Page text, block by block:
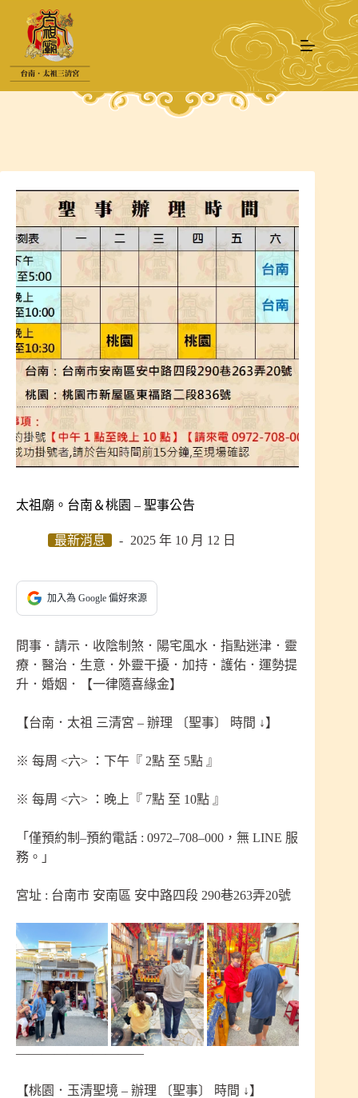
要
太祖廟。台南＆桃園 – 聖事公告
最新消息 2025 年 10 月 12 日
加入為 Google 偏好來源
問事．請示．收陰制煞．陽宅風水．指點迷津．靈
療．醫治．生意．外靈干擾．加持．護佑．運勢提
升．婚姻．【一律隨喜緣金】
【台南．太祖 三清宮 – 辦理 〔聖事〕 時間 ↓】
※ 每周 <六> ：下午『 2點 至 5點 』
※ 每周 <六> ：晚上『 7點 至 10點 』
「僅預約制–預約電話 : 0972–708–000，無 LINE 服
務。」
宮址 : 台南市 安南區 安中路四段 290巷263弄20號
——————————
【桃園．玉清聖境 – 辦理 〔聖事〕 時間 ↓】